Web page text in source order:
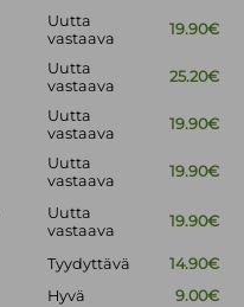
Uutta
vastaava
19.90€
Uutta
vastaava
25.20€
Uutta
vastaava
19.90€
Uutta
vastaava
19.90€
Uutta
vastaava
19.90€
Tyydyttävä
14.90€
Hyvä
9.00€